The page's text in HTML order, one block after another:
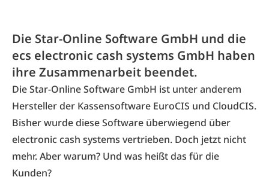
Die Star-Online Software GmbH und die
ecs electronic cash systems GmbH haben
ihre Zusammenarbeit beendet.
DieStar-Online Software GmbH ist unter anderem
Hersteller der Kassensoftware EuroCIS und CloudCIS.
Bisher wurde diese Software überwiegend über
electronic cash systems vertrieben. Doch jetzt nicht
mehr. Aber warum? Und was heißt das für die
Kunden?